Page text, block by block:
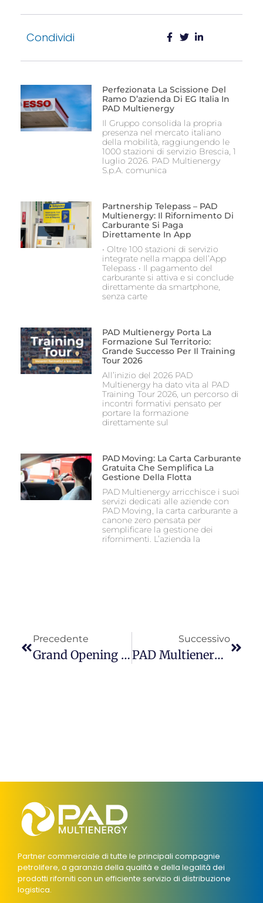
Condividi
Perfezionata La Scissione Del
Ramo D’azienda Di EG Italia In
PAD Multienergy
Il Gruppo consolida la propria
presenza nel mercato italiano
della mobilità, raggiungendo le
1000 stazioni di servizio Brescia, 1
luglio 2026. PAD Multienergy
S.p.A. comunica
Partnership Telepass – PAD
Multienergy: Il Rifornimento Di
Carburante Si Paga
Direttamente In App
• Oltre 100 stazioni di servizio
integrate nella mappa dell’App
Telepass • Il pagamento del
carburante si attiva e si conclude
direttamente da smartphone,
senza carte
PAD Multienergy Porta La
Formazione Sul Territorio:
Grande Successo Per Il Training
Tour 2026
All’inizio del 2026 PAD
Multienergy ha dato vita al PAD
Training Tour 2026, un percorso di
incontri formativi pensato per
portare la formazione
direttamente sul
PAD Moving: La Carta Carburante
Gratuita Che Semplifica La
Gestione Della Flotta
PAD Multienergy arricchisce i suoi
servizi dedicati alle aziende con
PAD Moving, la carta carburante a
canone zero pensata per
semplificare la gestione dei
rifornimenti. L’azienda la
Precedente
Grand Opening Della Stazione Di Servizio Shell Al Pinocchio Di Ancona
Successivo
PAD Multienergy Inaugura A Loreto Il Nuovo Laundry Bar Bloomest
Partner commerciale di tutte le principali compagnie
petrolifere, a garanzia della qualità e della legalità dei
prodotti riforniti con un efficiente servizio di distribuzione
logistica.